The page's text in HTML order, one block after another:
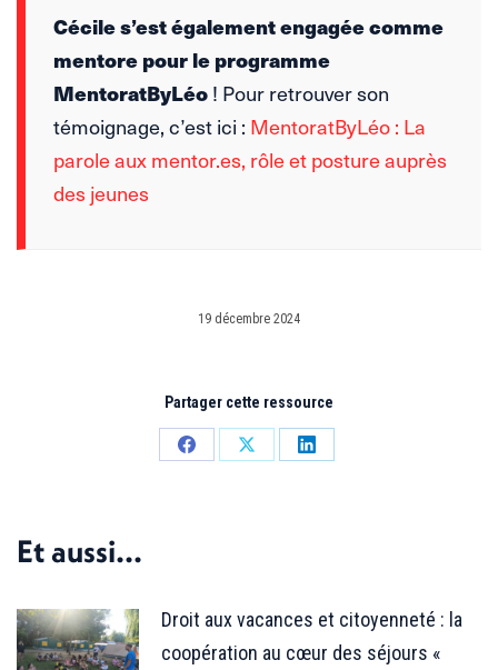
Cécile s’est également engagée comme
mentore pour le programme
MentoratByLéo! Pour retrouver son
témoignage, c’est ici : MentoratByLéo : La
parole aux mentor.es, rôle et posture auprès
des jeunes
19 décembre 2024
Partager cette ressource
PartagerPartagerPartager
Et aussi...
Droit aux vacances et citoyenneté : la
coopération au cœur des séjours «